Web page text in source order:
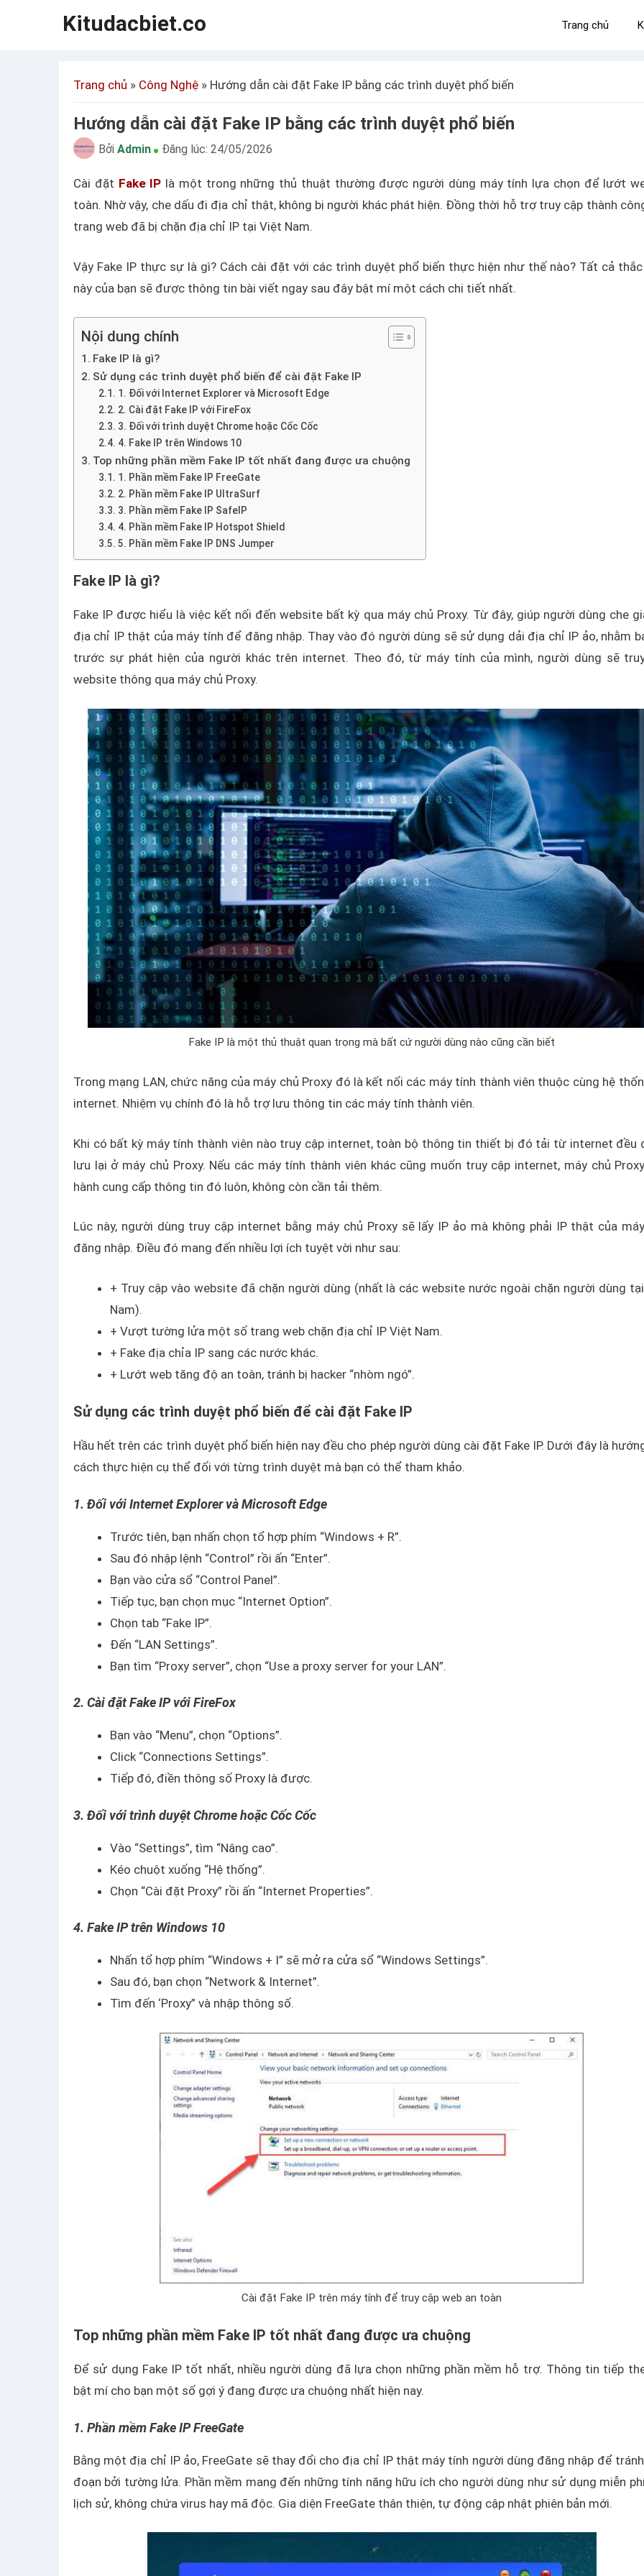
Kitudacbiet.co Trang chủ
Trang chủ » Công Nghệ » Hướng dẫn cài đặt Fake IP bằng các trình duyệt phổ biến
Hướng dẫn cài đặt Fake IP bằng các trình duyệt phổ biến
Bởi Admin Đăng lúc: 24/05/2026
Cài đặt Fake IP là một trong những thủ thuật thường được người dùng máy tính lựa chọn để lướt
toàn. Nhờ vậy, che dấu đi địa chỉ thật, không bị người khác phát hiện. Đồng thời hỗ trợ truy cập thành
trang web đã bị chặn địa chỉ IP tại Việt Nam.
Vậy Fake IP thực sự là gì? Cách cài đặt với các trình duyệt phổ biến thực hiện như thế nào? Tất cả
này của bạn sẽ được thông tin bài viết ngay sau đây bật mí một cách chi tiết nhất.
Nội dung chính
Fake IP là gì?
Sử dụng các trình duyệt phổ biến để cài đặt Fake IP
1. Đối với Internet Explorer và Microsoft Edge
2. Cài đặt Fake IP với FireFox
3. Đối với trình duyệt Chrome hoặc Cốc Cốc
4. Fake IP trên Windows 10
Top những phần mềm Fake IP tốt nhất đang được ưa chuộng
1. Phần mềm Fake IP FreeGate
2. Phần mềm Fake IP UltraSurf
3. Phần mềm Fake IP SafeIP
4. Phần mềm Fake IP Hotspot Shield
5. Phần mềm Fake IP DNS Jumper
Fake IP là gì?
Fake IP được hiểu là việc kết nối đến website bất kỳ qua máy chủ Proxy. Từ đây, giúp người dùng che
địa chỉ IP thật của máy tính để đăng nhập. Thay vào đó người dùng sẽ sử dụng dải địa chỉ IP ảo, nhằm
trước sự phát hiện của người khác trên internet. Theo đó, từ máy tính của mình, người dùng sẽ
website thông qua máy chủ Proxy.
Fake IP là một thủ thuật quan trọng mà bất cứ người dùng nào cũng cần biết
Trong mạng LAN, chức năng của máy chủ Proxy đó là kết nối các máy tính thành viên thuộc cùng hệ
internet. Nhiệm vụ chính đó là hỗ trợ lưu thông tin các máy tính thành viên.
Khi có bất kỳ máy tính thành viên nào truy cập internet, toàn bộ thông tin thiết bị đó tải từ internet đều
lưu lại ở máy chủ Proxy. Nếu các máy tính thành viên khác cũng muốn truy cập internet, máy chủ
hành cung cấp thông tin đó luôn, không còn cần tải thêm.
Lúc này, người dùng truy cập internet bằng máy chủ Proxy sẽ lấy IP ảo mà không phải IP thật của
đăng nhập. Điều đó mang đến nhiều lợi ích tuyệt vời như sau:
+ Truy cập vào website đã chặn người dùng (nhất là các website nước ngoài chặn người dùng
Nam).
+ Vượt tường lửa một số trang web chặn địa chỉ IP Việt Nam.
+ Fake địa chỉa IP sang các nước khác.
+ Lướt web tăng độ an toàn, tránh bị hacker “nhòm ngó”.
Sử dụng các trình duyệt phổ biến để cài đặt Fake IP
Hầu hết trên các trình duyệt phổ biến hiện nay đều cho phép người dùng cài đặt Fake IP. Dưới đây là
cách thực hiện cụ thể đối với từng trình duyệt mà bạn có thể tham khảo.
1. Đối với Internet Explorer và Microsoft Edge
Trước tiên, bạn nhấn chọn tổ hợp phím “Windows + R”.
Sau đó nhập lệnh “Control” rồi ấn “Enter”.
Bạn vào cửa sổ “Control Panel”.
Tiếp tục, bạn chọn mục “Internet Option”.
Chọn tab “Fake IP”.
Đến “LAN Settings”.
Bạn tìm “Proxy server”, chọn “Use a proxy server for your LAN”.
2. Cài đặt Fake IP với FireFox
Bạn vào “Menu”, chọn “Options”.
Click “Connections Settings”.
Tiếp đó, điền thông số Proxy là được.
3. Đối với trình duyệt Chrome hoặc Cốc Cốc
Vào “Settings”, tìm “Nâng cao”.
Kéo chuột xuống “Hệ thống”.
Chọn “Cài đặt Proxy” rồi ấn “Internet Properties”.
4. Fake IP trên Windows 10
Nhấn tổ hợp phím “Windows + I” sẽ mở ra cửa sổ “Windows Settings”.
Sau đó, bạn chọn “Network & Internet”.
Tìm đến ‘Proxy” và nhập thông số.
Cài đặt Fake IP trên máy tính để truy cập web an toàn
Top những phần mềm Fake IP tốt nhất đang được ưa chuộng
Để sử dụng Fake IP tốt nhất, nhiều người dùng đã lựa chọn những phần mềm hỗ trợ. Thông tin tiếp
bật mí cho bạn một số gợi ý đang được ưa chuộng nhất hiện nay.
1. Phần mềm Fake IP FreeGate
Bằng một địa chỉ IP ảo, FreeGate sẽ thay đổi cho địa chỉ IP thật máy tính người dùng đăng nhập để
đoạn bởi tường lửa. Phần mềm mang đến những tính năng hữu ích cho người dùng như sử dụng miễn
lịch sử, không chứa virus hay mã độc. Gia diện FreeGate thân thiện, tự động cập nhật phiên bản mới.